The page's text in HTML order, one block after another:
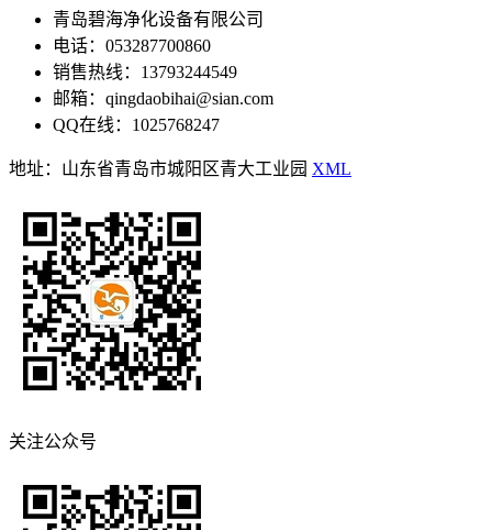
青岛碧海净化设备有限公司
电话：053287700860
销售热线：13793244549
邮箱：qingdaobihai@sian.com
QQ在线：1025768247
地址：山东省青岛市城阳区青大工业园 XML
关注公众号